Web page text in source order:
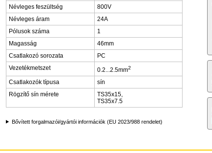
Névleges feszültség
800V
Névleges áram
24A
Pólusok száma
1
Magasság
46mm
Csatlakozó sorozata
PC
Vezetékmetszet
0.2...2.5mm2
Csatlakozók típusa
sín
Rögzítő sín mérete
TS35x15,
TS35x7.5
Bővített forgalmazói/gyártói információk (EU 2023/988 rendelet)